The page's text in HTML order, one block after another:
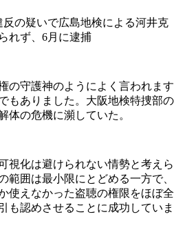
の疑いで広島地検による河井克
れず、6月に逮捕
守護神のようによく言われます
もありました。大阪地検特捜部の
体の危機に瀕していた。
視化は避けられない情勢と考えら
範囲は最小限にとどめる一方で、
使えなかった盗聴の権限をほぼ全
も認めさせることに成功していま